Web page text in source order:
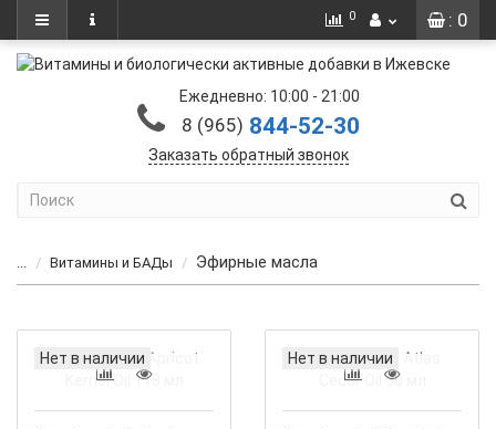
: 0
0
Ежедневно: 10:00 - 21:00
8 (965) 844-52-30
Заказать обратный звонок
... Витамины и БАДы Эфирные масла
Нет в наличии Нет в наличии